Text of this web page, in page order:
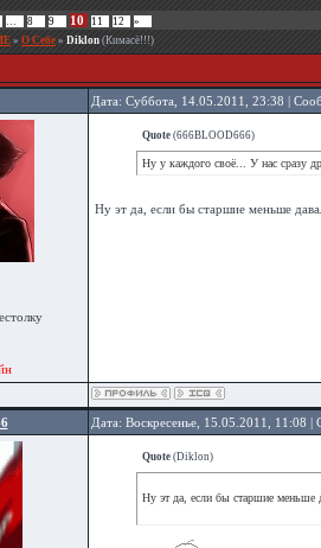
… 8 9 10 11 12
»
» О Себе » Diklon (Кимасё!!!)
Дата: Суббота, 14.05.2011, 23:38 |
Quote (666BLOOD666)
Ну у каждого своё... У нас сразу
Ну эт да, если бы старшие меньше
Дата: Воскресенье, 15.05.2011, 11:08
Quote (Diklon)
Ну эт да, если бы старшие